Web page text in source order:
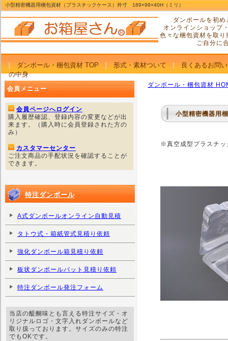
小型精密機器用梱包資材（プラスチックケース）外寸 189×99×40H（ミリ）
ダンボールを初
オンラインショップ
色々な梱包資材を取
ご自分に
ダンボール・梱包資材 TOP 形式・素材ついて
良くあるお問
の中身
ダンボール・梱包資材
小型精密機器用
※真空成型プラスチッ
会員メニュー
会員ページへログイン
購入履歴確認、登録内容の変更などが出
来ます。（購入時に会員登録された方の
み）
カスタマーセンター
ご注文商品の手配状況を確認することが
できます。
特注ダンボール
A式ダンボールオンライン自動見積
タトウ式・箱紙管式見積り依頼
強化ダンボール箱見積り依頼
板状ダンボールパット見積り依頼
特注ダンボール発注フォーム
当店の醍醐味とも言える特注サイズ・オ
リジナルロゴ・文字入れダンボールなど
取り扱っております。サイズのみの特注
でもOKです。